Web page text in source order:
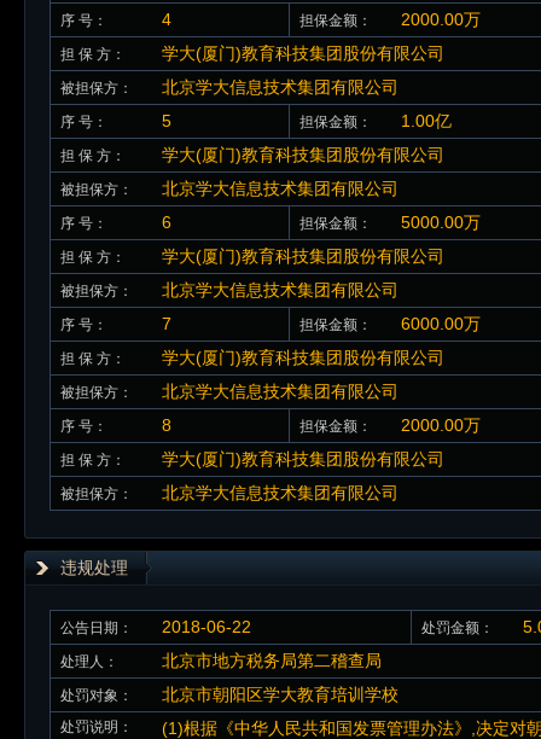
序 号： 4 担保金额： 2000.00万
担 保 方： 学大(厦门)教育科技集团股份有限公司
被担保方： 北京学大信息技术集团有限公司
序 号： 5 担保金额： 1.00亿
担 保 方： 学大(厦门)教育科技集团股份有限公司
被担保方： 北京学大信息技术集团有限公司
序 号： 6 担保金额： 5000.00万
担 保 方： 学大(厦门)教育科技集团股份有限公司
被担保方： 北京学大信息技术集团有限公司
序 号： 7 担保金额： 6000.00万
担 保 方： 学大(厦门)教育科技集团股份有限公司
被担保方： 北京学大信息技术集团有限公司
序 号： 8 担保金额： 2000.00万
担 保 方： 学大(厦门)教育科技集团股份有限公司
被担保方： 北京学大信息技术集团有限公司
违规处理
公告日期： 2018-06-22 处罚金额：
处理人： 北京市地方税务局第二稽查局
处罚对象： 北京市朝阳区学大教育培训学校
处罚说明：
(1)根据《中华人民共和国发票管理办法》,决定对